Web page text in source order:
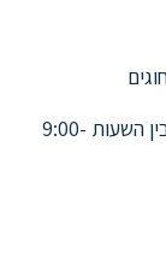
שעות קבלה במשרד: א'-ד' בתיאום מראש, בין השעות 9:00-